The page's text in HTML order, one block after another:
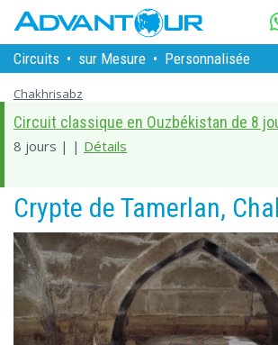
Circuits • sur Mesure • Personnalisée
Chakhrisabz
Circuit classique en Ouzbékistan de 8
8 jours | | Détails
Crypte de Tamerlan,